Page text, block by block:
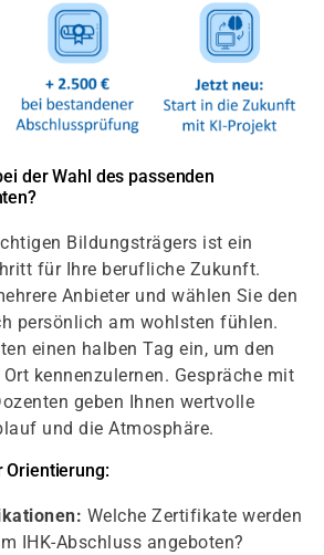
der Wahl des passenden
Bildungsträgers ist ein
für Ihre berufliche Zukunft.
Anbieter und wählen Sie den
persönlich am wohlsten fühlen.
einen halben Tag ein, um den
kennenzulernen. Gespräche mit
geben Ihnen wertvolle
und die Atmosphäre.
Orientierung:
Welche Zertifikate werden
IHK-Abschluss angeboten?